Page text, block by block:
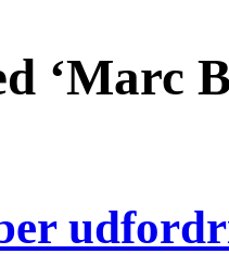
‘Marc